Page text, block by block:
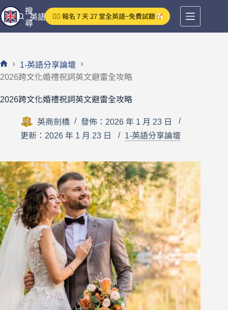
跳
至
主
容
英語分享論壇
搜
尋
👉🏻 報名 7 天 27 堂全英語~免費試聽
首
1-英語分享論壇
2026跨文化婚禮祝詞英文避雷全攻略
2026跨文化婚禮祝詞英文避雷全攻略
英商劍橋
發佈：2026 年 1 月 23 日
更新：2026 年 1 月 23 日
1-英語分享論壇